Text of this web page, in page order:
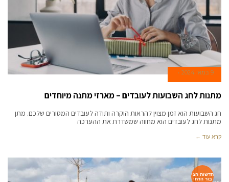
9 במאי 2024
מתנות לחג השבועות לעובדים – מארזי מתנה מיוחדים
חג השבועות הוא זמן מצוין להראות הוקרה ותודה לעובדים המסורים שלכם. מתן
מתנות לחג לעובדים הוא מחווה שמשדרת את ההערכה
קרא עוד ←
חדשות הצי
בור הדתי